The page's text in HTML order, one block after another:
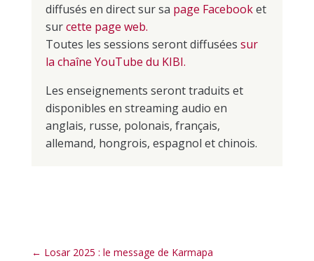
diffusés en direct sur sa page Facebooket
surcette page web.
Toutes les sessions seront diffusées sur
la chaîne YouTube du KIBI.
Les enseignements seront traduits et
disponibles en streaming audio en
anglais, russe, polonais, français,
allemand, hongrois, espagnol et chinois.
← Losar 2025 : le message de Karmapa